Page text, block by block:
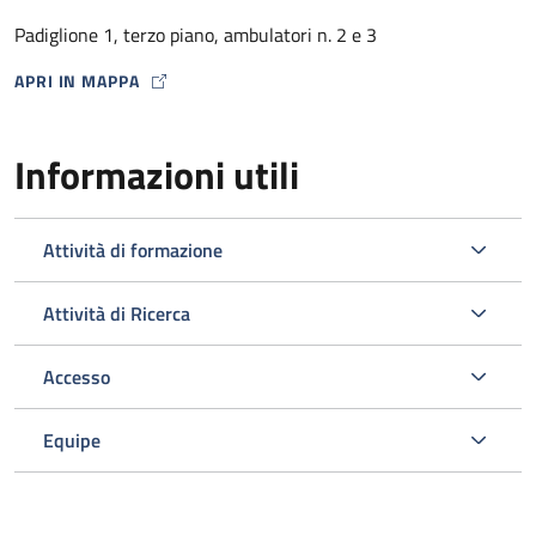
presso lo stesso Ambulatorio HIV) .
L’ambulatorio si occupa inoltre dello screening e della gestione
delle comorbosità correlate all’infezione da HIV programmando
gli esami ematici o strumentali e le visite specialistiche
opportuni nell’ambito del Policlinico.
Padiglione 1, terzo piano, ambulatori n. 2 e 3
APRI IN MAPPA
MAP ICON
Informazioni utili
Attività di formazione
Attività di Ricerca
Accesso
Equipe